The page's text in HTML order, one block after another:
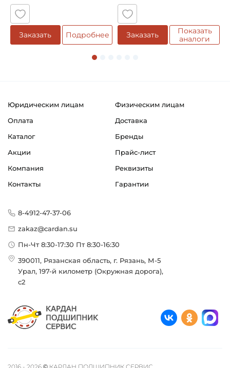
Заказать Подробнее Заказать
Показать
аналоги
Юридическим лицам
Физическим лицам
Оплата
Доставка
Каталог
Бренды
Акции
Прайс-лист
Компания
Реквизиты
Контакты
Гарантии
8-4912-47-37-06
zakaz@cardan.su
Пн-Чт 8:30-17:30 Пт 8:30-16:30
390011, Рязанская область, г. Рязань, М-5
Урал, 197-й километр (Окружная дорога),
с2